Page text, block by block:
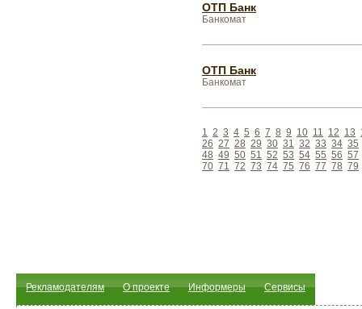
ОТП Банк
Банкомат
ОТП Банк
Банкомат
1 2 3 4 5 6 7 8 9 10 11 12 13
26 27 28 29 30 31 32 33 34 35
48 49 50 51 52 53 54 55 56 57
70 71 72 73 74 75 76 77 78 79
Рекламодателям О проекте Информеры Сервисы